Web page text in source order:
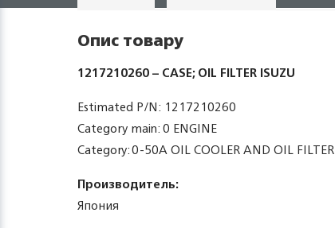
Опис товару
1217210260 – CASE; OIL FILTER ISUZU
Estimated P/N: 1217210260
Category main: 0 ENGINE
Category: 0-50A OIL COOLER AND OIL FILTER
Производитель:
Япония